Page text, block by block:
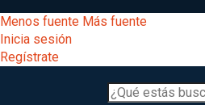
al
contenido
principal
[Educarchile
Menos fuente Más fuente
Inicia sesión
Regístrate
Buscar
Menú
Desarrollo